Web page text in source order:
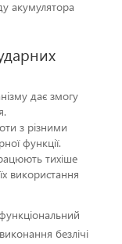
акумулятора
дає змогу
з різними
функції.
тихіше
використання
безлічі